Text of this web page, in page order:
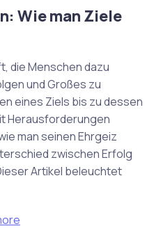
Wie man Ziele
die Menschen dazu
und Großes zu
eines Ziels bis zu dessen
Herausforderungen
man seinen Ehrgeiz
zwischen Erfolg
Artikel beleuchtet